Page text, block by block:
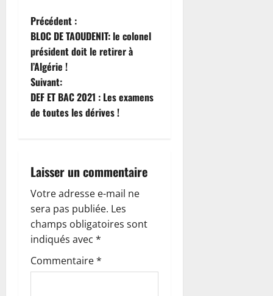
N
a
v
i
t
i
o
n
d
Précédent :
BLOC DE TAOUDENIT: le colonel
président doit le retirer à
l’Algérie !
Suivant:
DEF ET BAC 2021 : Les examens
de toutes les dérives !
Laisser un commentaire
Votre adresse e-mail ne
sera pas publiée. Les
champs obligatoires sont
indiqués avec *
Commentaire*